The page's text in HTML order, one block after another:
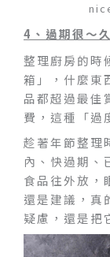
4 、過期很～
整理廚房的時
箱」，什麼東
品都超過最佳
費，這種「過
趁著年節整理
內、快過期、
食品往外放，
還是建議，真
疑慮，還是把